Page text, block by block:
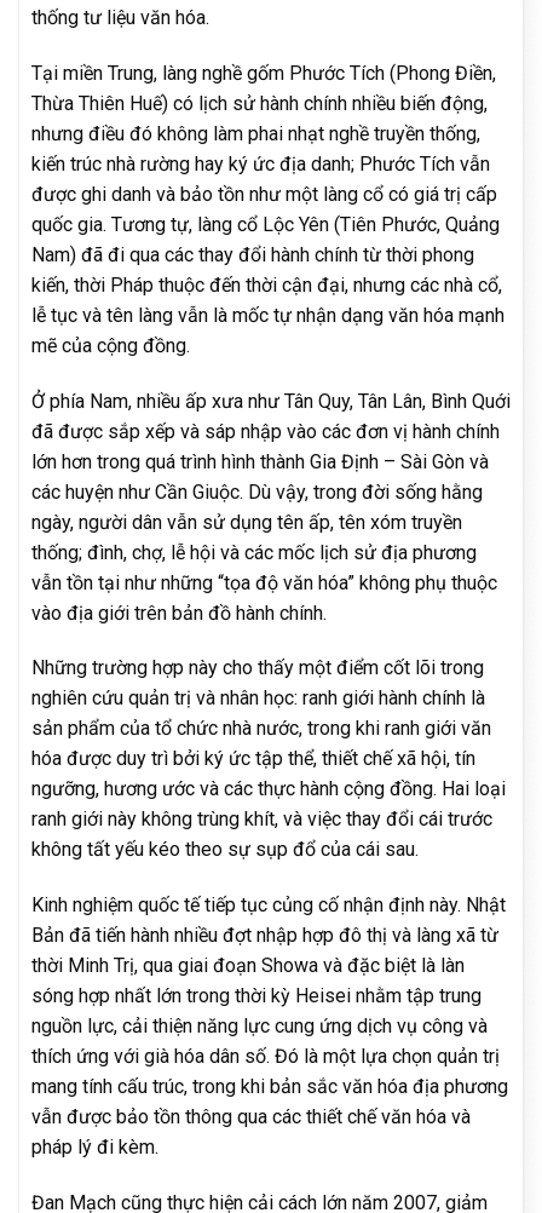
thống tư liệu văn hóa.
Tại miền Trung, làng nghề gốm Phước Tích (Phong Điền,
Thừa Thiên Huế) có lịch sử hành chính nhiều biến động,
nhưng điều đó không làm phai nhạt nghề truyền thống,
kiến trúc nhà rường hay ký ức địa danh; Phước Tích vẫn
được ghi danh và bảo tồn như một làng cổ có giá trị cấp
quốc gia. Tương tự, làng cổ Lộc Yên (Tiên Phước, Quảng
Nam) đã đi qua các thay đổi hành chính từ thời phong
kiến, thời Pháp thuộc đến thời cận đại, nhưng các nhà cổ,
lễ tục và tên làng vẫn là mốc tự nhận dạng văn hóa mạnh
mẽ của cộng đồng.
Ở phía Nam, nhiều ấp xưa như Tân Quy, Tân Lân, Bình Quới
đã được sắp xếp và sáp nhập vào các đơn vị hành chính
lớn hơn trong quá trình hình thành Gia Định – Sài Gòn và
các huyện như Cần Giuộc. Dù vậy, trong đời sống hằng
ngày, người dân vẫn sử dụng tên ấp, tên xóm truyền
thống; đình, chợ, lễ hội và các mốc lịch sử địa phương
vẫn tồn tại như những “tọa độ văn hóa” không phụ thuộc
vào địa giới trên bản đồ hành chính.
Những trường hợp này cho thấy một điểm cốt lõi trong
nghiên cứu quản trị và nhân học: ranh giới hành chính là
sản phẩm của tổ chức nhà nước, trong khi ranh giới văn
hóa được duy trì bởi ký ức tập thể, thiết chế xã hội, tín
ngưỡng, hương ước và các thực hành cộng đồng. Hai loại
ranh giới này không trùng khít, và việc thay đổi cái trước
không tất yếu kéo theo sự sụp đổ của cái sau.
Kinh nghiệm quốc tế tiếp tục củng cố nhận định này. Nhật
Bản đã tiến hành nhiều đợt nhập hợp đô thị và làng xã từ
thời Minh Trị, qua giai đoạn Showa và đặc biệt là làn
sóng hợp nhất lớn trong thời kỳ Heisei nhằm tập trung
nguồn lực, cải thiện năng lực cung ứng dịch vụ công và
thích ứng với già hóa dân số. Đó là một lựa chọn quản trị
mang tính cấu trúc, trong khi bản sắc văn hóa địa phương
vẫn được bảo tồn thông qua các thiết chế văn hóa và
pháp lý đi kèm.
Đan Mạch cũng thực hiện cải cách lớn năm 2007, giảm